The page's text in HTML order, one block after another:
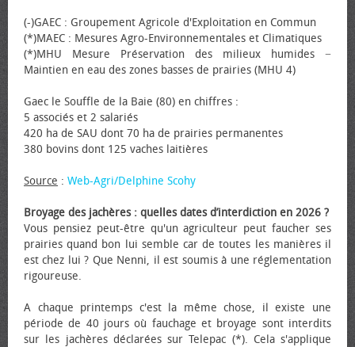
(-)GAEC : Groupement Agricole d'Exploitation en Commun
(*)MAEC : Mesures Agro-Environnementales et Climatiques
(*)MHU Mesure Préservation des milieux humides −
Maintien en eau des zones basses de prairies (MHU 4)
Gaec le Souffle de la Baie (80) en chiffres :
5 associés et 2 salariés
420 ha de SAU dont 70 ha de prairies permanentes
380 bovins dont 125 vaches laitières
Source : Web-Agri/Delphine Scohy
Broyage des jachères : quelles dates d’interdiction en 2026 ?
Vous pensiez peut-être qu'un agriculteur peut faucher ses
prairies quand bon lui semble car de toutes les manières il
est chez lui ? Que Nenni, il est soumis à une réglementation
rigoureuse.
A chaque printemps c'est la même chose, il existe une
période de 40 jours où fauchage et broyage sont interdits
sur les jachères déclarées sur Telepac (*). Cela s'applique